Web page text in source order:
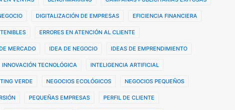
DIGITALIZACIÓN DE EMPRESAS EFICIENCIA FINANCIERA
ERRORES EN ATENCIÓN AL CLIENTE
MERCADO IDEA DE NEGOCIO IDEAS DE EMPRENDIMIENTO
INNOVACIÓN TECNOLÓGICA INTELIGENCIA ARTIFICIAL
VERDE NEGOCIOS ECOLÓGICOS NEGOCIOS PEQUEÑOS
PEQUEÑAS EMPRESAS PERFIL DE CLIENTE